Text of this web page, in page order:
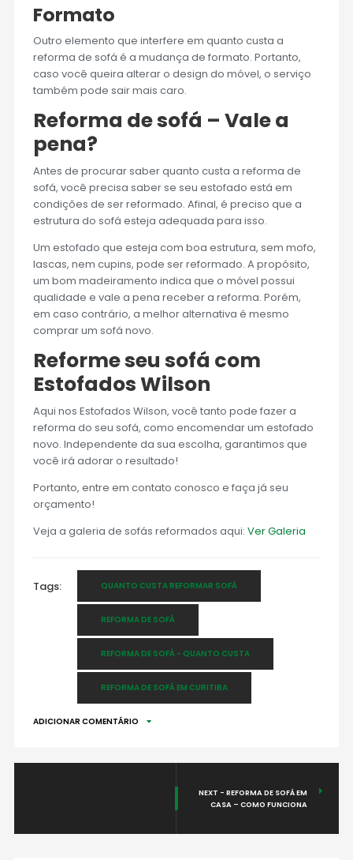
Formato
Outro elemento que interfere em quanto custa a
reforma de sofá é a mudança de formato. Portanto,
caso você queira alterar o design do móvel, o serviço
também pode sair mais caro.
Reforma de sofá – Vale a
pena?
Antes de procurar saber quanto custa a reforma de
sofá, você precisa saber se seu estofado está em
condições de ser reformado. Afinal, é preciso que a
estrutura do sofá esteja adequada para isso.
Um estofado que esteja com boa estrutura, sem mofo,
lascas, nem cupins, pode ser reformado. A propósito,
um bom madeiramento indica que o móvel possui
qualidade e vale a pena receber a reforma. Porém,
em caso contrário, a melhor alternativa é mesmo
comprar um sofá novo.
Reforme seu sofá com
Estofados Wilson
Aqui nos Estofados Wilson, você tanto pode fazer a
reforma do seu sofá, como encomendar um estofado
novo. Independente da sua escolha, garantimos que
você irá adorar o resultado!
Portanto, entre em contato conosco e faça já seu
orçamento!
Veja a galeria de sofás reformados aqui: Ver Galeria
Tags: QUANTO CUSTA REFORMAR SOFÁ
REFORMA DE SOFÁ
REFORMA DE SOFÁ - QUANTO CUSTA
REFORMA DE SOFÁ EM CURITIBA
ADICIONAR COMENTÁRIO
NEXT - REFORMA DE SOFÁ EM
CASA – COMO FUNCIONA